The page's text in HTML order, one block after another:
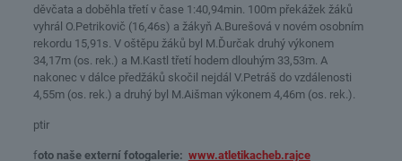
děvčata a doběhla třetí v čase 1:40,94min. 100m překážek žáků
vyhrál O.Petrikovič (16,46s) a žákyň A.Burešová v novém osobním
rekordu 15,91s. V oštěpu žáků byl M.Ďurčak druhý výkonem
34,17m (os. rek.) a M.Kastl třetí hodem dlouhým 33,53m. A
nakonec v dálce předžáků skočil nejdál V.Petráš do vzdálenosti
4,55m (os. rek.) a druhý byl M.Aišman výkonem 4,46m (os. rek.).
ptir
foto naše externí fotogalerie: www.atletikacheb.rajce